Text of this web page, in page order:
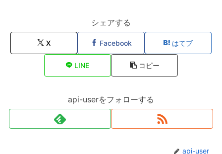
シェアする
X Facebook はてブ
LINE コピー
api-userをフォローする
api-user